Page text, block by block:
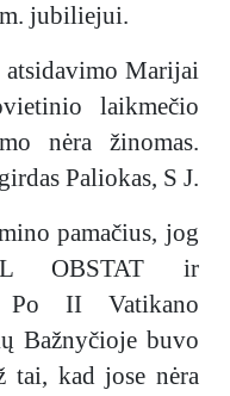
jubiliejui.
atsidavimo Marijai
laikmečio
nėra žinomas.
Paliokas, S J.
pamačius, jog
OBSTAT ir
Po II Vatikano
Bažnyčioje buvo
tai, kad jose nėra